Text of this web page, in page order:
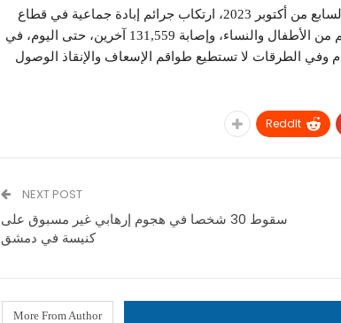
وبدعم أميركي وأوروبي، يواصل جيش العدو الإسرائيلي منذ السابع من أكتوبر 2023، ارتكاب جرائم إبادة جماعية في قطاع
غزة أسفرت عن استشهاد 55,998 مواطناً فلسطينياً، غالبيتهم من الأطفال والنساء، وإصابة 131,559 آخرين، حتى اليوم، في
وفي الطرقات لا تستطيع طواقم الإسعاف والإنقاذ الوصول
ReddIt
NEXT POST
سقوط 30 شخصا في هجوم إرهابي غير مسبوق على
كنيسة في دمشق
More From Author